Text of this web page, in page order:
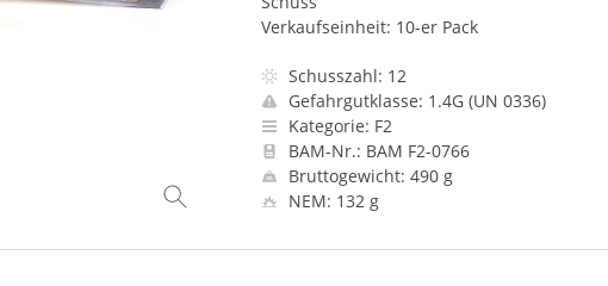
Verkaufseinheit: 10-er Pack
Schusszahl: 12
Gefahrgutklasse: 1.4G (UN 0336)
Kategorie: F2
BAM-Nr.: BAM F2-0766
Bruttogewicht: 490 g
NEM: 132 g